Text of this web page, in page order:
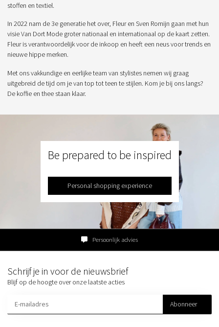
stoffen en textiel.
In 2022 nam de 3e generatie het over, Fleur en Sven Romijn gaan met hun
visie Van Dort Mode groter nationaal en internationaal op de kaart zetten.
Fleur is verantwoordelijk voor de inkoop en heeft een neus voor trends en
nieuwe hippe merken.
Met ons vakkundige en eerlijke team van stylistes nemen wij graag
uitgebreid de tijd om je van top tot teen te stijlen. Kom je bij ons langs?
De koffie en thee staan klaar.
Be prepared to be inspired
Personal shopping experience
Persoonlijk advies
Schrijf je in voor de nieuwsbrief
Blijf op de hoogte over onze laatste acties
Abonneer